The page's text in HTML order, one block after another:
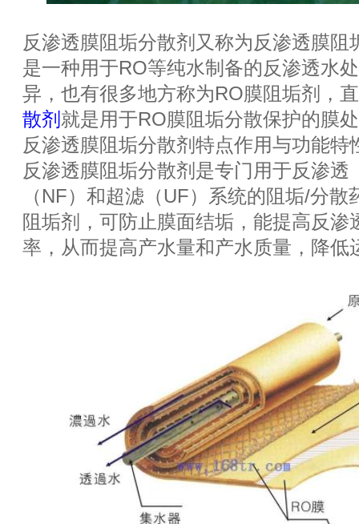
反渗透膜阻垢分散剂又称为反渗透膜阻
是一种用于RO等纯水制备的反渗透水
异，也有很多地方称为RO膜阻垢剂，
散剂 就是用于RO膜阻垢分散保护的膜
反渗透膜阻垢分散剂特点作用与功能特
反渗透膜阻垢分散剂是专门用于反渗透
（NF）和超滤（UF）系统的阻垢/分
阻垢剂，可防止膜面结垢，能提高反渗
率，从而提高产水量和产水质量，降低